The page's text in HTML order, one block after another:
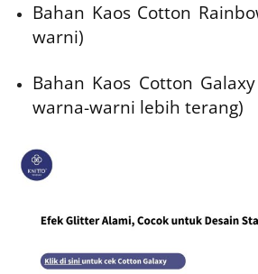
Bahan Kaos Cotton
warni)
Bahan Kaos Cotton
warna-warni lebih terang)